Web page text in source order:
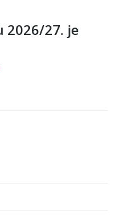
2026/27. je